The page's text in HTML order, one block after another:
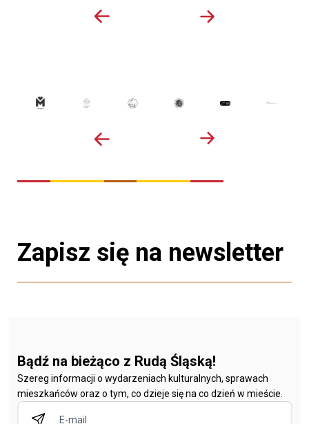
Zapisz się na newsletter
Bądź na bieżąco z Rudą Śląską!
Szereg informacji o wydarzeniach kulturalnych, sprawach
mieszkańców oraz o tym, co dzieje się na co dzień w mieście.